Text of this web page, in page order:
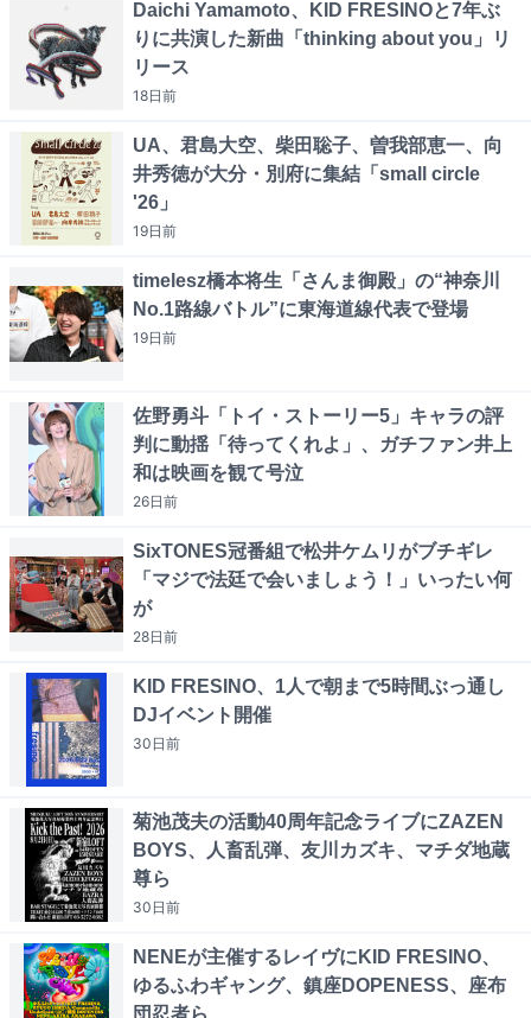
Daichi Yamamoto、KID FRESINOと7年ぶ
りに共演した新曲「thinking about you」リ
リース
18日前
UA、君島大空、柴田聡子、曽我部恵一、向
井秀徳が大分・別府に集結「small circle
'26」
19日前
timelesz橋本将生「さんま御殿」の“神奈川
No.1路線バトル”に東海道線代表で登場
19日前
佐野勇斗「トイ・ストーリー5」キャラの評
判に動揺「待ってくれよ」、ガチファン井上
和は映画を観て号泣
26日前
SixTONES冠番組で松井ケムリがブチギレ
「マジで法廷で会いましょう！」いったい何
が
28日前
KID FRESINO、1人で朝まで5時間ぶっ通し
DJイベント開催
30日前
菊池茂夫の活動40周年記念ライブにZAZEN
BOYS、人畜乱弾、友川カズキ、マチダ地蔵
尊ら
30日前
NENEが主催するレイヴにKID FRESINO、
ゆるふわギャング、鎮座DOPENESS、座布